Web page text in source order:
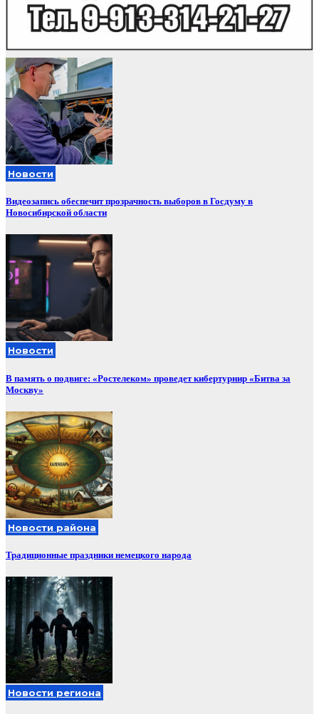
Новости
Видеозапись обеспечит прозрачность выборов в Госдуму в
Новосибирской области
Новости
В память о подвиге: «Ростелеком» проведет кибертурнир «Битва за
Москву»
Новости района
Традиционные праздники немецкого народа
Новости региона